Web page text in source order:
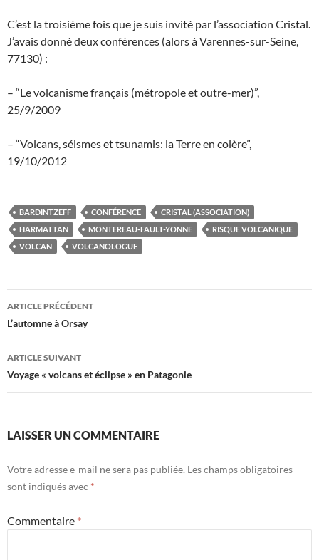
C’est la troisième fois que je suis invité par l’association Cristal.
J’avais donné deux conférences (alors à Varennes-sur-Seine,
77130) :
– “Le volcanisme français (métropole et outre-mer)”,
25/9/2009
– “Volcans, séismes et tsunamis: la Terre en colère”,
19/10/2012
BARDINTZEFF CONFÉRENCE
CRISTAL (ASSOCIATION)
HARMATTAN
MONTEREAU-FAULT-YONNE
RISQUE VOLCANIQUE
VOLCAN
VOLCANOLOGUE
Navigation
des
articles
ARTICLE PRÉCÉDENT
L’automne à Orsay
ARTICLE SUIVANT
Voyage « volcans et éclipse » en Patagonie
LAISSER UN COMMENTAIRE
Votre adresse e-mail ne sera pas publiée. Les champs obligatoires
sont indiqués avec *
Commentaire *